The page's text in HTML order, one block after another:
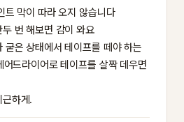
트 막이 따라 오지 않습니다
번 해보면 감이 와요
굳은 상태에서 테이프를 떼야 하는
드라이어로 테이프를 살짝 데우면
하게.